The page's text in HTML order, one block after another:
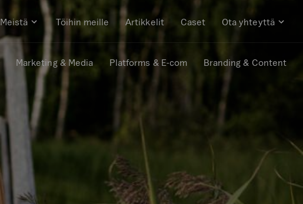
Meistä
alavalikko
Töihin meille Artikkelit Caset Ota yhteyttä
Marketing & Media Platforms & E-com Branding & Content